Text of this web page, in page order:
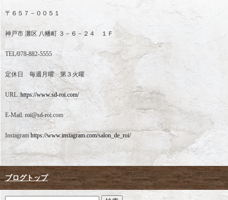
〒６５７－００５１
神戸市 灘区 八幡町 ３－６－２４ １Ｆ
TEL/078-882-5555
定休日 毎週月曜 第３火曜
URL.https://www.sd-roi.com/
E-Mail. roi@sd-roi.com
Instagramhttps://www.instagram.com/salon_de_roi/
ブログトップ